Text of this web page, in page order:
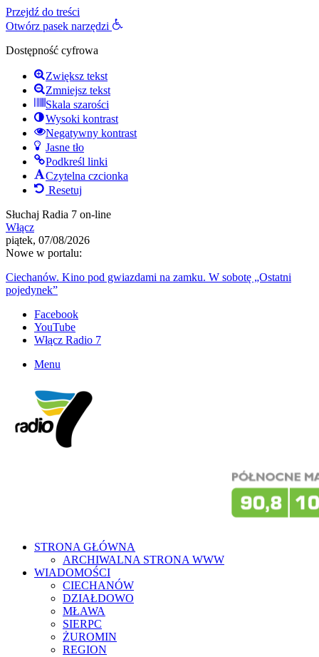
Przejdź do treści
Otwórz pasek narzędzi
Dostępność cyfrowa
Zwiększ tekst
Zmniejsz tekst
Skala szarości
Wysoki kontrast
Negatywny kontrast
Jasne tło
Podkreśl linki
Czytelna czcionka
Resetuj
Słuchaj Radia 7 on-line
Włącz
piątek, 07/08/2026
Nowe w portalu:
Ciechanów. Kino pod gwiazdami na zamku. W sobotę „Ostatni
pojedynek”
Facebook
YouTube
Włącz Radio 7
Menu
STRONA GŁÓWNA
ARCHIWALNA STRONA WWW
WIADOMOŚCI
CIECHANÓW
DZIAŁDOWO
MŁAWA
SIERPC
ŻUROMIN
REGION